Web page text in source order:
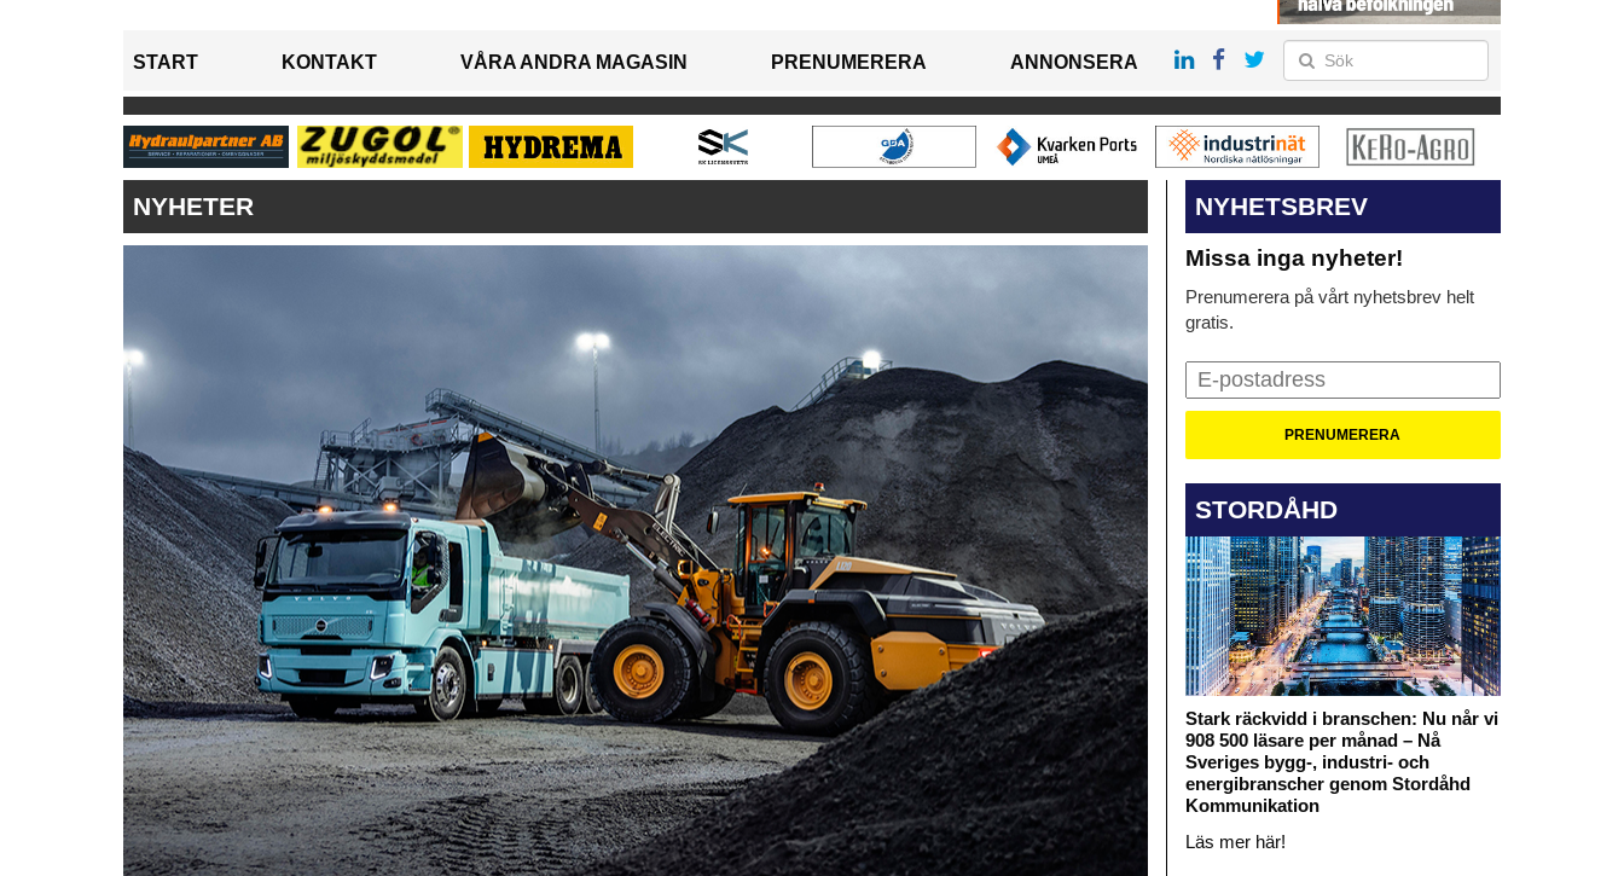
START KONTAKT VÅRA ANDRA MAGASIN PRENUMERERA ANNONSERA
NYHETER NYHETSBREV
Missa inga nyheter!
Prenumerera på vårt nyhetsbrev helt
gratis.
STORDÅHD
Stark räckvidd i branschen: Nu når vi
908 500 läsare per månad – Nå
Sveriges bygg-, industri- och
energibranscher genom Stordåhd
Kommunikation
Läs mer här!